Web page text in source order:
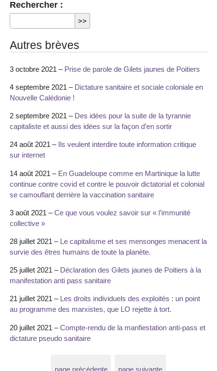
Rechercher :
Autres brèves
3 octobre 2021 – Prise de parole de Gilets jaunes de Poitiers
4 septembre 2021 – Dictature sanitaire et sociale coloniale en
Nouvelle Calédonie !
2 septembre 2021 – Des idées pour la suite de la tyrannie
capitaliste et aussi des idées sur la façon d’en sortir
24 août 2021 – Ils veulent interdire toute information critique
sur internet
14 août 2021 – En Guadeloupe comme en Martinique la lutte
continue contre covid et contre le pouvoir dictatorial et colonial
se camouflant derrière la vaccination sanitaire
3 août 2021 –Ce que vous voulez savoir sur « l’immunité
collective »
28 juillet 2021 – Le capitalisme et ses mensonges menacent la
survie des êtres humains de toute la planète.
25 juillet 2021 – Déclaration des Gilets jaunes de Poitiers à la
manifestation anti pass sanitaire
21 juillet 2021 – Les droits individuels des exploités : un point
au programme des marxistes, que LO rejette à tort.
20 juillet 2021 –Compte-rendu de la manfiestation anti-pass et
dictature pseudo sanitaire
page précédente page suivante